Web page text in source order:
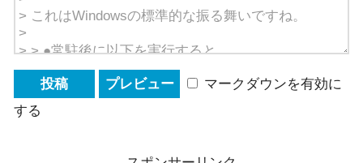
マークダウンを有効に
する